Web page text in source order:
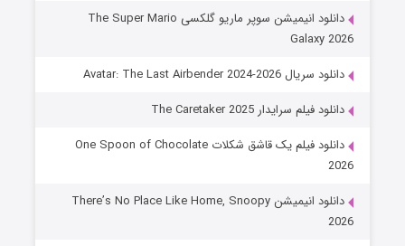
دانلود انیمیشن سوپر ماریو گلکسی The Super Mario
Galaxy 2026
دانلود سریال Avatar: The Last Airbender 2024-2026
دانلود فیلم سرایدار The Caretaker 2025
دانلود فیلم یک قاشق شکلات One Spoon of Chocolate
2026
دانلود انیمیشن There’s No Place Like Home, Snoopy
2026